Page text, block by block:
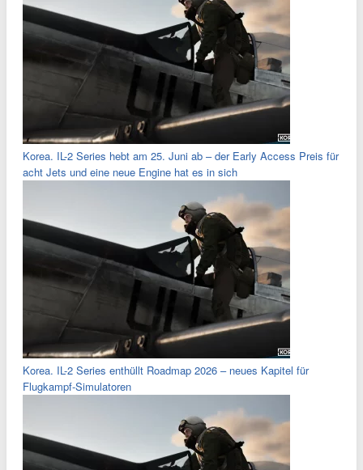
Korea. IL-2 Series hebt am 25. Juni ab – der Early Access Preis für
acht Jets und eine neue Engine hat es in sich
Korea. IL-2 Series enthüllt Roadmap 2026 – neues Kapitel für
Flugkampf-Simulatoren